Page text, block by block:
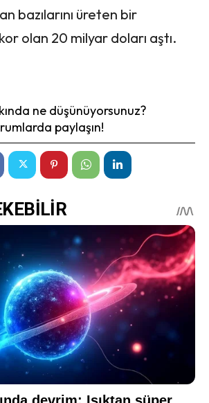
bazılarını üreten bir
olan 20 milyar doları aştı.
ne düşünüyorsunuz?
paylaşın!